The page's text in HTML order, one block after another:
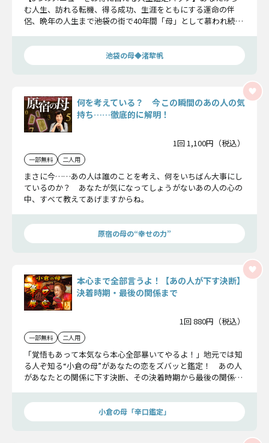
む人生、訪れる転機、得る成功、生涯をともにする運命の伴
侶、晩年の人生まで――池袋の街で40年間「母」として慕われ続け
すところなくお伝えします。
池袋の母◆渚犂帆
何を考えている？ 今この瞬間のあの人の気
持ち……徹底的に解明！
1回 1,100円（税込）
一部無料 二人用
まさに今……あの人は誰のことを考え、何をいちばん大事にし
ているのか？ あなたが気になってしょうがないあの人の心の
中、すべて教えてあげますからね。
原宿の母の“幸せの力”
本心まで全部言うよ！【あの人が下す決断】
決着時期・最後の関係まで
1回 880円（税込）
一部無料 二人用
「覚悟もあって本気なら本心全部暴いてやるよ！」地元では知
る人ぞ知る“小倉の母”があなたの恋をズバッと鑑定！ あの人
があなたとの関係に下す決断、その決着時期から最後の関係ま
小倉の母「辛口鑑定」